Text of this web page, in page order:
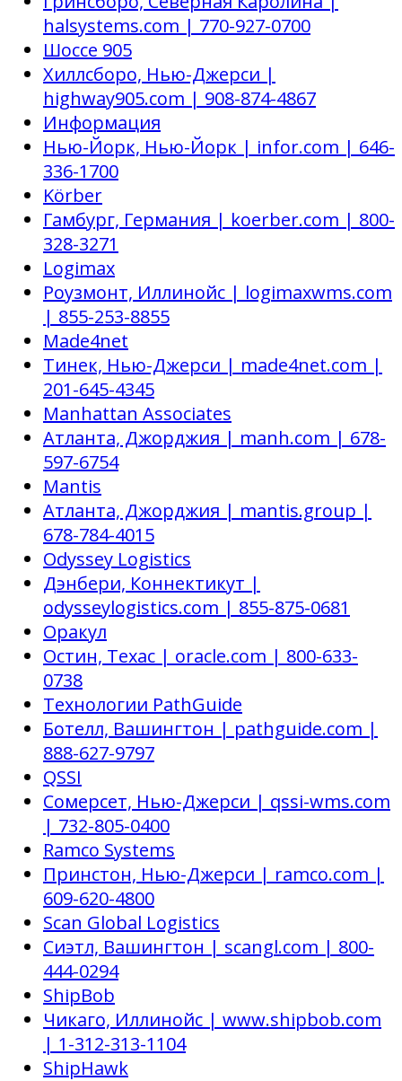
halsystems.com | 770-927-0700
Шоссе 905
Хиллсборо, Нью-Джерси |
highway905.com | 908-874-4867
Информация
Нью-Йорк, Нью-Йорк | infor.com | 646-
336-1700
Körber
Гамбург, Германия | koerber.com | 800-
328-3271
Logimax
Роузмонт, Иллинойс | logimaxwms.com
| 855-253-8855
Made4net
Тинек, Нью-Джерси | made4net.com |
201-645-4345
Manhattan Associates
Атланта, Джорджия | manh.com | 678-
597-6754
Mantis
Атланта, Джорджия | mantis.group |
678-784-4015
Odyssey Logistics
Дэнбери, Коннектикут |
odysseylogistics.com | 855-875-0681
Оракул
Остин, Техас | oracle.com | 800-633-
0738
Технологии PathGuide
Ботелл, Вашингтон | pathguide.com |
888-627-9797
QSSI
Сомерсет, Нью-Джерси | qssi-wms.com
| 732-805-0400
Ramco Systems
Принстон, Нью-Джерси | ramco.com |
609-620-4800
Scan Global Logistics
Сиэтл, Вашингтон | scangl.com | 800-
444-0294
ShipBob
Чикаго, Иллинойс | www.shipbob.com
| 1-312-313-1104
ShipHawk